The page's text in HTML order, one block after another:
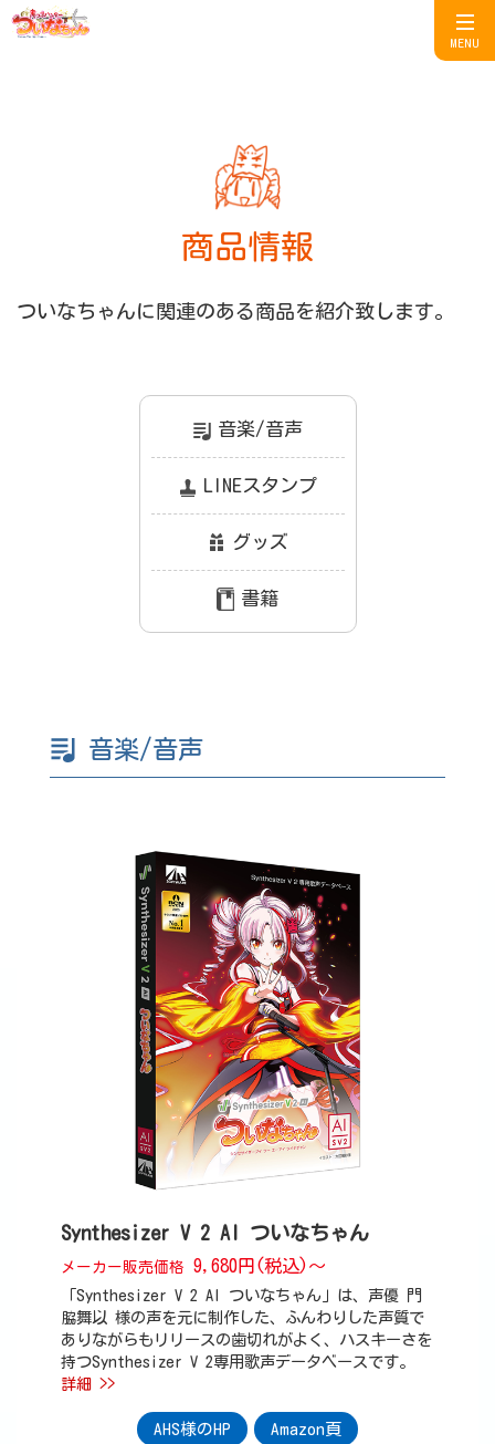
MENU
商品情報
ついなちゃんに関連のある商品を紹介致します。
音楽/音声
LINEスタンプ
グッズ
書籍
音楽/音声
Synthesizer V 2 AI ついなちゃん
メーカー販売価格 9,680円(税込)～
「Synthesizer V 2 AI ついなちゃん」は、声優 門
脇舞以 様の声を元に制作した、ふんわりした声質で
ありながらもリリースの歯切れがよく、ハスキーさを
持つSynthesizer V 2専用歌声データベースです。
詳細 >>
AHS様のHP Amazon頁